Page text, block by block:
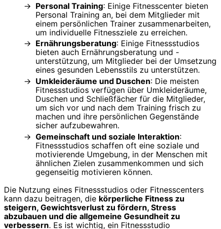
Personal Training: Einige Fitnesscenter bieten
Personal Training an, bei dem Mitglieder mit
einem persönlichen Trainer zusammenarbeiten,
um individuelle Fitnessziele zu erreichen.
Ernährungsberatung: Einige Fitnessstudios
bieten auch Ernährungsberatung und -
unterstützung, um Mitglieder bei der Umsetzung
eines gesunden Lebensstils zu unterstützen.
Umkleideräume und Duschen: Die meisten
Fitnessstudios verfügen über Umkleideräume,
Duschen und Schließfächer für die Mitglieder,
um sich vor und nach dem Training frisch zu
machen und ihre persönlichen Gegenstände
sicher aufzubewahren.
Gemeinschaft und soziale Interaktion:
Fitnessstudios schaffen oft eine soziale und
motivierende Umgebung, in der Menschen mit
ähnlichen Zielen zusammenkommen und sich
gegenseitig motivieren können.
Die Nutzung eines Fitnessstudios oder Fitnesscenters
kann dazu beitragen, die körperliche Fitness zu
steigern, Gewichtsverlust zu fördern, Stress
abzubauen und die allgemeine Gesundheit zu
verbessern. Es ist wichtig, ein Fitnessstudio